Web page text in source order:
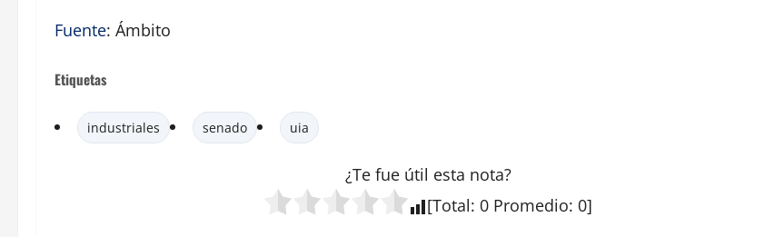
Fuente: Ámbito
Etiquetas
industriales senado uia
¿Te fue útil esta nota?
[Total: 0 Promedio: 0]